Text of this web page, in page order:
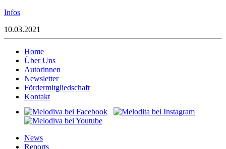
Infos
10.03.2021
Home
Über Uns
Autorinnen
Newsletter
Fördermitgliedschaft
Kontakt
News
Reports